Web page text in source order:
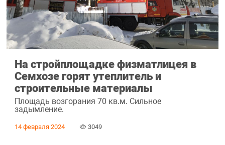
На стройплощадке физматлицея в
Семхозе горят утеплитель и
строительные материалы
Площадь возгорания 70 кв.м. Сильное
задымление.
14 февраля 2024 3049